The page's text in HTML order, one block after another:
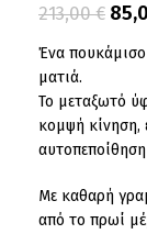
213,00€
Ένα
ματιά.
Το μεταξωτό
κομψή κίνηση,
Με καθαρή
από το πρωί